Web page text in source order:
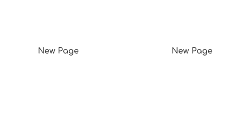
New Page New Page